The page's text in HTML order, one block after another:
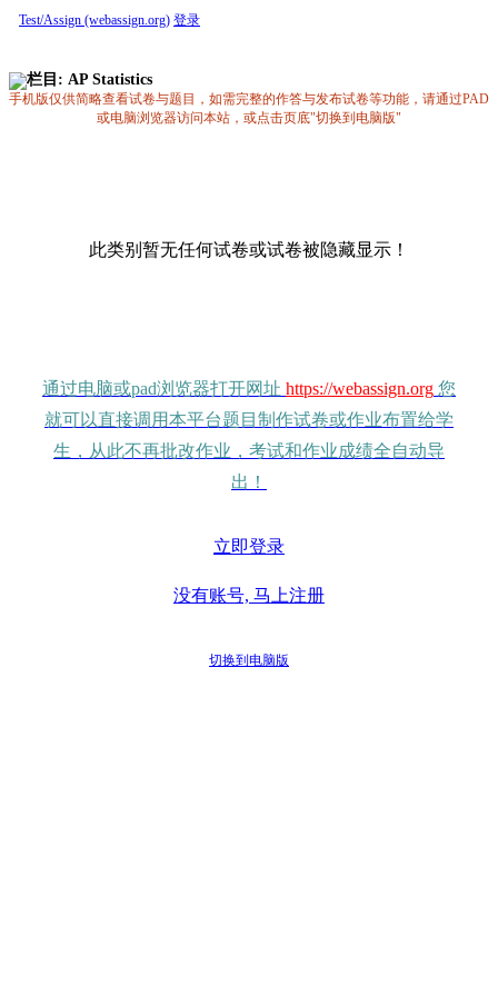
Test/Assign (webassign.org) 登录
栏目: AP Statistics
手机版仅供简略查看试卷与题目，如需完整的作答与发布试卷等功能，请通过PAD
或电脑浏览器访问本站，或点击页底"切换到电脑版"
此类别暂无任何试卷或试卷被隐藏显示！
通过电脑或pad浏览器打开网址 https://webassign.org 您
就可以直接调用本平台题目制作试卷或作业布置给学
生，从此不再批改作业，考试和作业成绩全自动导
出！
立即登录
没有账号, 马上注册
切换到电脑版